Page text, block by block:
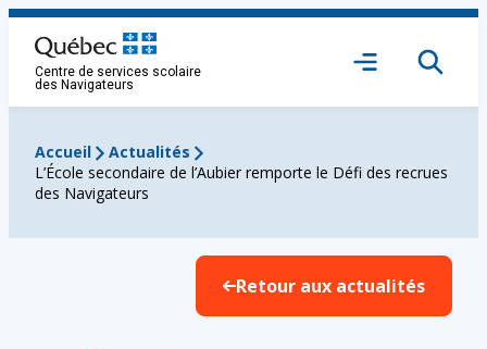
Aller
contenu
Centre de services scolaire
des Navigateurs
Ouvrir
Accueil
Actualités
L’École secondaire de l’Aubier remporte le Défi des recrues
des Navigateurs
Retour aux actualités